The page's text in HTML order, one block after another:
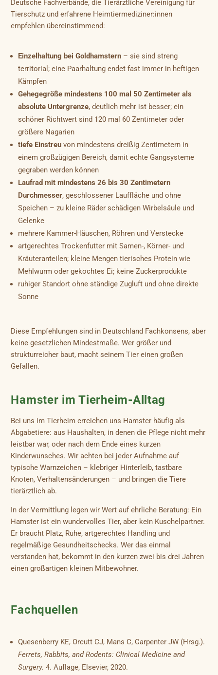
Deutsche Fachverbände, die Tierärztliche Vereinigung für
Tierschutz und erfahrene Heimtiermediziner:innen
empfehlen übereinstimmend:
Einzelhaltung bei Goldhamstern – sie sind streng
territorial; eine Paarhaltung endet fast immer in heftigen
Kämpfen
Gehegegröße mindestens 100 mal 50 Zentimeter als
absolute Untergrenze, deutlich mehr ist besser; ein
schöner Richtwert sind 120 mal 60 Zentimeter oder
größere Nagarien
tiefe Einstreu von mindestens dreißig Zentimetern in
einem großzügigen Bereich, damit echte Gangsysteme
gegraben werden können
Laufrad mit mindestens 26 bis 30 Zentimetern
Durchmesser, geschlossener Lauffläche und ohne
Speichen – zu kleine Räder schädigen Wirbelsäule und
Gelenke
mehrere Kammer-Häuschen, Röhren und Verstecke
artgerechtes Trockenfutter mit Samen-, Körner- und
Kräuteranteilen; kleine Mengen tierisches Protein wie
Mehlwurm oder gekochtes Ei; keine Zuckerprodukte
ruhiger Standort ohne ständige Zugluft und ohne direkte
Sonne
Diese Empfehlungen sind in Deutschland Fachkonsens, aber
keine gesetzlichen Mindestmaße. Wer größer und
strukturreicher baut, macht seinem Tier einen großen
Gefallen.
Hamster im Tierheim-Alltag
Bei uns im Tierheim erreichen uns Hamster häufig als
Abgabetiere: aus Haushalten, in denen die Pflege nicht mehr
leistbar war, oder nach dem Ende eines kurzen
Kinderwunsches. Wir achten bei jeder Aufnahme auf
typische Warnzeichen – klebriger Hinterleib, tastbare
Knoten, Verhaltensänderungen – und bringen die Tiere
tierärztlich ab.
In der Vermittlung legen wir Wert auf ehrliche Beratung: Ein
Hamster ist ein wundervolles Tier, aber kein Kuschelpartner.
Er braucht Platz, Ruhe, artgerechtes Handling und
regelmäßige Gesundheitschecks. Wer das einmal
verstanden hat, bekommt in den kurzen zwei bis drei Jahren
einen großartigen kleinen Mitbewohner.
Fachquellen
Quesenberry KE, Orcutt CJ, Mans C, Carpenter JW (Hrsg.).
Ferrets, Rabbits, and Rodents: Clinical Medicine and
Surgery. 4. Auflage, Elsevier, 2020.